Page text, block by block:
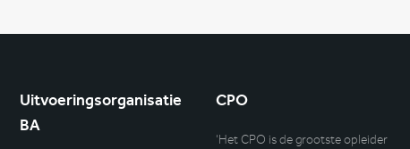
Uitvoeringsorganisatie
BA
CPO
‘Het CPO is de grootste opleider